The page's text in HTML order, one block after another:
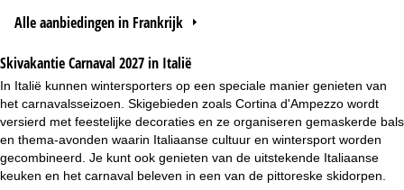
Alle aanbiedingen in Frankrijk
Skivakantie Carnaval 2027 in Italië
In Italië kunnen wintersporters op een speciale manier genieten van
het carnavalsseizoen. Skigebieden zoals Cortina d'Ampezzo wordt
versierd met feestelijke decoraties en ze organiseren gemaskerde bals
en thema-avonden waarin Italiaanse cultuur en wintersport worden
gecombineerd. Je kunt ook genieten van de uitstekende Italiaanse
keuken en het carnaval beleven in een van de pittoreske skidorpen.